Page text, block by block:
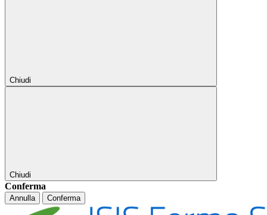
Chiudi
Chiudi
Conferma
Annulla Conferma